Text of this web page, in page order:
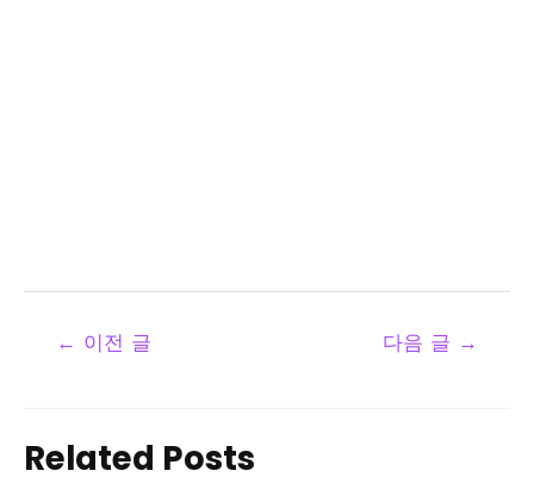
← 이전 글 다음 글 →
Related Posts